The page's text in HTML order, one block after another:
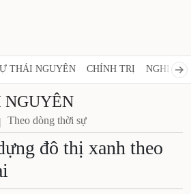
THÁI NGUYÊN CHÍNH TRỊ NGHỊ
NGUYÊN
Theo dòng thời sự
đô thị xanh theo